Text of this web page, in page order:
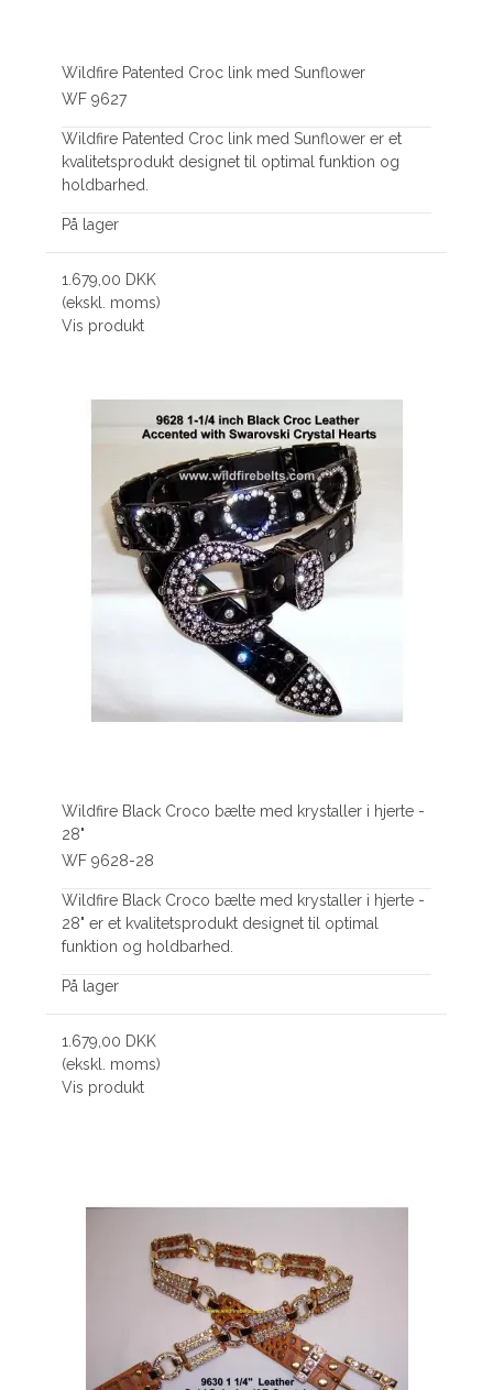
Wildfire Patented Croc link med Sunflower
WF 9627
Wildfire Patented Croc link med Sunflower er et
kvalitetsprodukt designet til optimal funktion og
holdbarhed.
På lager
1.679,00 DKK
(ekskl. moms)
Vis produkt
Wildfire Black Croco bælte med krystaller i hjerte -
28"
WF 9628-28
Wildfire Black Croco bælte med krystaller i hjerte -
28" er et kvalitetsprodukt designet til optimal
funktion og holdbarhed.
På lager
1.679,00 DKK
(ekskl. moms)
Vis produkt